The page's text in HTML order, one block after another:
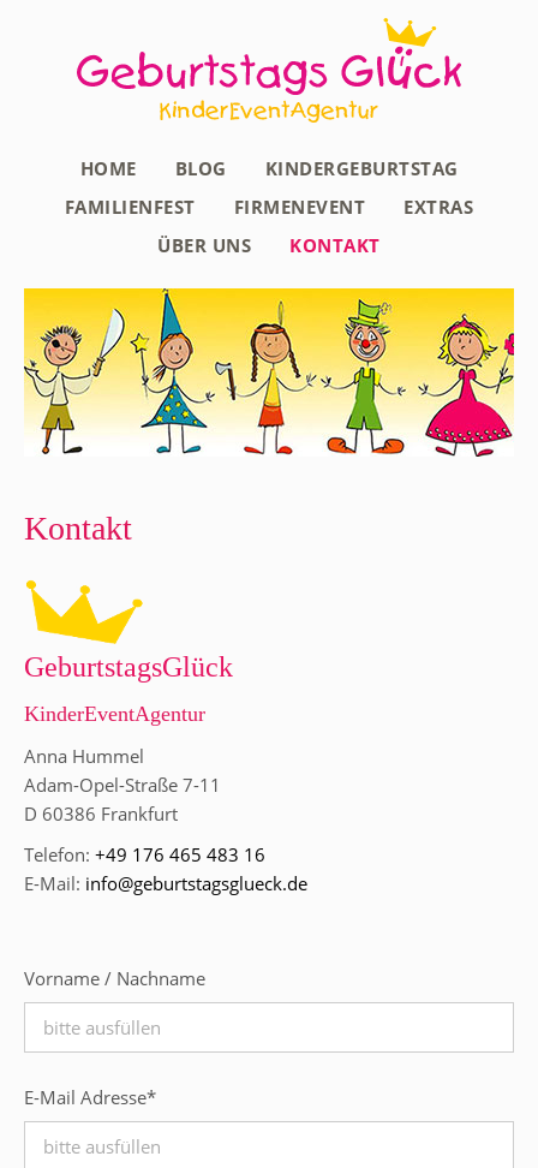
HOME BLOG
KINDERGEBURTSTAG
FAMILIENFEST
FIRMENEVENT
EXTRAS
ÜBER UNS
KONTAKT
Kontakt
GeburtstagsGlück
KinderEventAgentur
Anna Hummel
Adam-Opel-Straße 7-11
D 60386 Frankfurt
Telefon: +49 176 465 483 16
E-Mail: info@geburtstagsglueck.de
Vorname / Nachname
E-Mail Adresse*